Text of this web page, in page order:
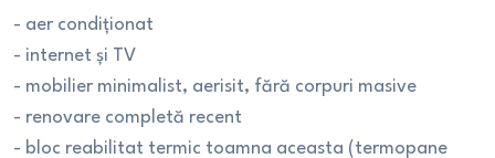
- aer condiționat
- internet și TV
- mobilier minimalist, aerisit, fără corpuri masive
- renovare completă recent
- bloc reabilitat termic toamna aceasta (termopane